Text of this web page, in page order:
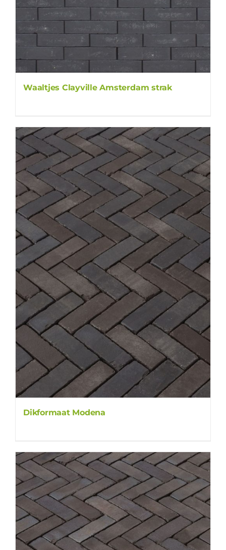
Waaltjes Clayville Amsterdam strak
Dikformaat Modena